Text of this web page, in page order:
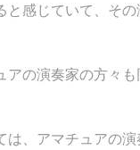
感じていて、そ
の演奏家の方々
は、アマチュアの